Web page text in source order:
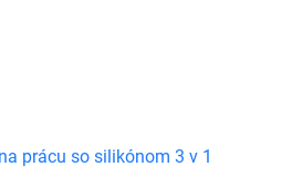
prácu so silikónom 3 v 1